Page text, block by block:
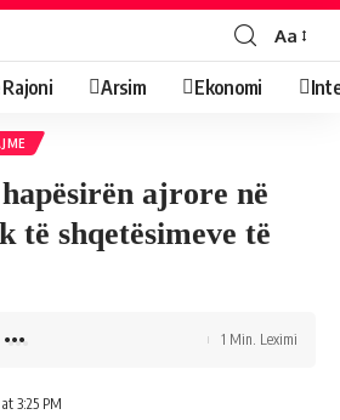
Aa
Arsim Ekonomi
ajrore në
të shqetësimeve të
3:25 PM
1 Min. Leximi